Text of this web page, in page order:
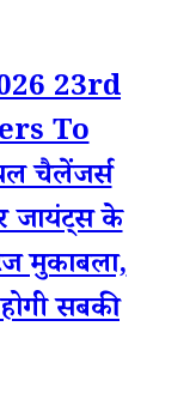
23rd
To
चैलेंजर्स
जायंट्स के
मुकाबला,
सबकी